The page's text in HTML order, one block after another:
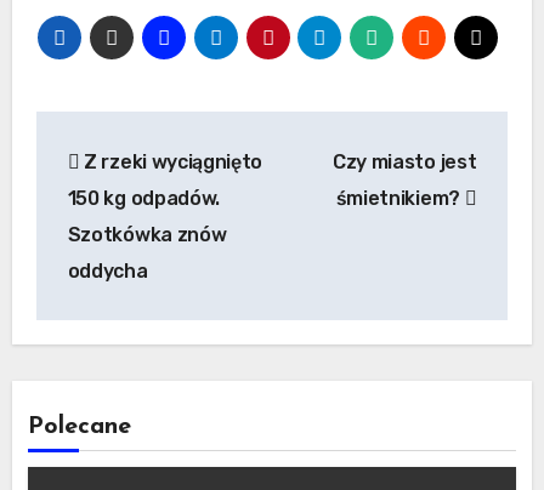
wpisu
Z rzeki wyciągnięto
150 kg odpadów.
Szotkówka znów
oddycha
Czy miasto jest
śmietnikiem?
Polecane